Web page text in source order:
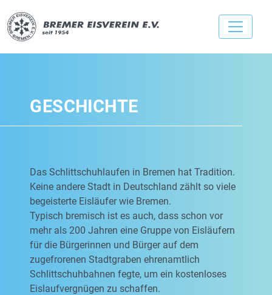
GESCHICHTE
Das Schlittschuhlaufen in Bremen hat Tradition.
Keine andere Stadt in Deutschland zählt so viele
begeisterte Eisläufer wie Bremen.
Typisch bremisch ist es auch, dass schon vor
mehr als 200 Jahren eine Gruppe von Eisläufern
für die Bürgerinnen und Bürger auf dem
zugefrorenen Stadtgraben ehrenamtlich
Schlittschuhbahnen fegte, um ein kostenloses
Eislaufvergnügen zu schaffen.